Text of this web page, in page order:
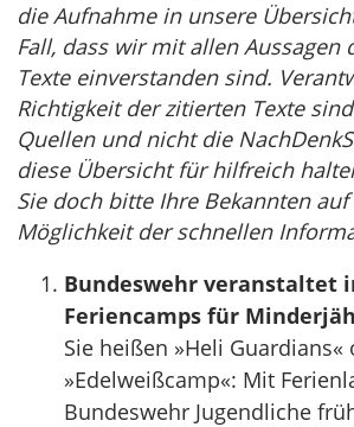
die Aufnahme in unsere
Fall, dass wir mit allen Aussagen
Texte einverstanden sind.
Richtigkeit der zitierten Texte
Quellen und nicht die
diese Übersicht für hilfreich
Sie doch bitte Ihre Bekannten auf
Möglichkeit der schnellen
Bundeswehr veranstaltet
Feriencamps für
Sie heißen »Heli Guardians«
»Edelweißcamp«: Mit
Bundeswehr Jugendliche